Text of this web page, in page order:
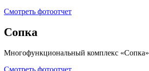
Смотреть фотоотчет
Сопка
Многофункциональный комплекс «Сопка»